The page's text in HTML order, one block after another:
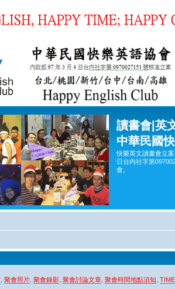
讀書會|英
中華民國
快樂英文讀書會立
日台內社字第
會。
聚會照片 聚會錄影 聚會討論文章 聚會時間地點須知